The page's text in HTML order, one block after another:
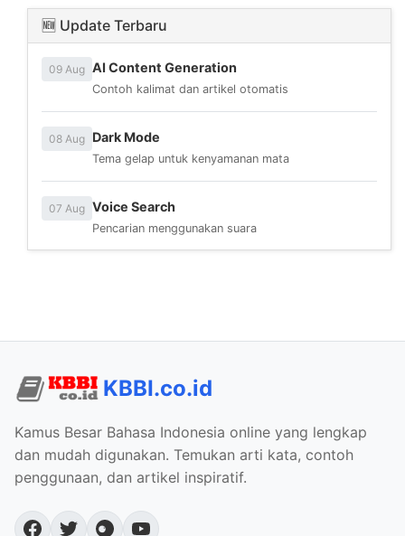
🆕 Update Terbaru
09 Aug AI Content Generation
Contoh kalimat dan artikel otomatis
08 Aug Dark Mode
Tema gelap untuk kenyamanan mata
07 Aug Voice Search
Pencarian menggunakan suara
KBBI.co.id
Kamus Besar Bahasa Indonesia online yang lengkap
dan mudah digunakan. Temukan arti kata, contoh
penggunaan, dan artikel inspiratif.